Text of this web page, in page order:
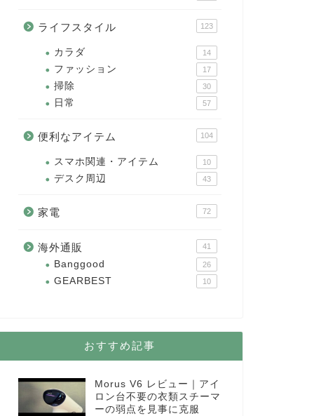
ライフスタイル 123
カラダ 14
ファッション 17
掃除 30
日常 57
便利なアイテム 104
スマホ関連・アイテム 10
デスク周辺 43
家電 72
海外通販 41
Banggood 26
GEARBEST 10
おすすめ記事
Morus V6 レビュー｜アイ
ロン台不要の衣類スチーマ
ーの弱点を見事に克服